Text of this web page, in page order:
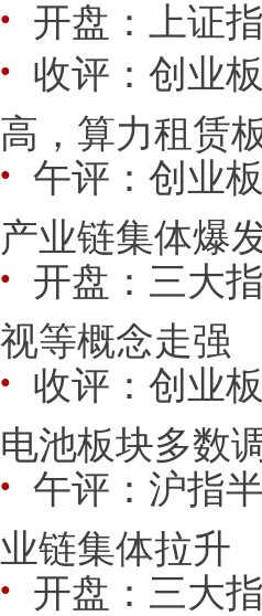
● 开盘：上证
● 收评：创业
高，算力租赁
● 午评：创业
产业链集体爆
● 开盘：三大
视等概念走强
● 收评：创业
电池板块多数
● 午评：沪指
业链集体拉升
● 开盘：三大